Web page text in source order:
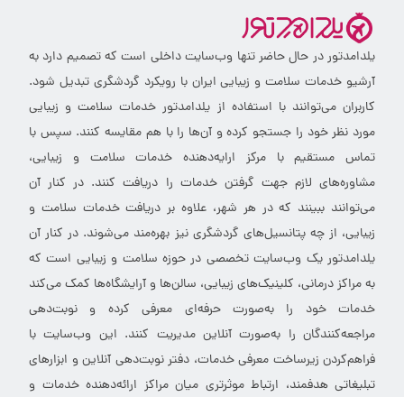
یلدامدتور در حال حاضر تنها وب‌سایت داخلی است که تصمیم دارد به
آرشیو خدمات سلامت و زیبایی ایران با رویکرد گردشگری تبدیل شود.
کاربران می‌توانند با استفاده از یلدامدتور خدمات سلامت و زیبایی
مورد نظر خود را جستجو کرده و آن‌ها را با هم مقایسه کنند. سپس با
تماس مستقیم با مرکز ارایه‌دهنده خدمات سلامت و زیبایی،
مشاوره‌های لازم جهت گرفتن خدمات را دریافت کنند. در کنار آن
می‌توانند ببینند که در هر شهر، علاوه بر دریافت خدمات سلامت و
زیبایی، از چه پتانسیل‌های گردشگری نیز بهره‌مند می‌شوند. در کنار آن
یلدامدتور یک وب‌سایت تخصصی در حوزه سلامت و زیبایی است که
به مراکز درمانی، کلینیک‌های زیبایی، سالن‌ها و آرایشگاه‌ها کمک می‌کند
خدمات خود را به‌صورت حرفه‌ای معرفی کرده و نوبت‌دهی
مراجعه‌کنندگان را به‌صورت آنلاین مدیریت کنند. این وب‌سایت با
فراهم‌کردن زیرساخت معرفی خدمات، دفتر نوبت‌دهی آنلاین و ابزارهای
تبلیغاتی هدفمند، ارتباط موثرتری میان مراکز ارائه‌دهنده خدمات و